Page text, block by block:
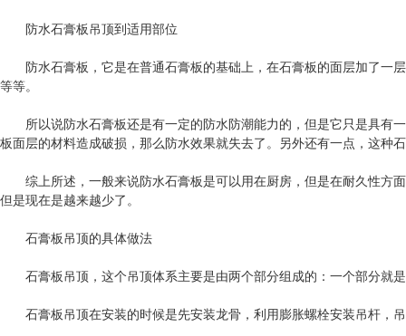
防水石膏板吊顶到适用部位
防水石膏板，它是在普通石膏板的基础上，在石膏板的面层加了一
等等。
所以说防水石膏板还是有一定的防水防潮能力的，但是它只是具有
板面层的材料造成破损，那么防水效果就失去了。另外还有一点，这种
综上所述，一般来说防水石膏板是可以用在厨房，但是在耐久性方
但是现在是越来越少了。
石膏板吊顶的具体做法
石膏板吊顶，这个吊顶体系主要是由两个部分组成的：一个部分就
石膏板吊顶在安装的时候是先安装龙骨，利用膨胀螺栓安装吊杆，